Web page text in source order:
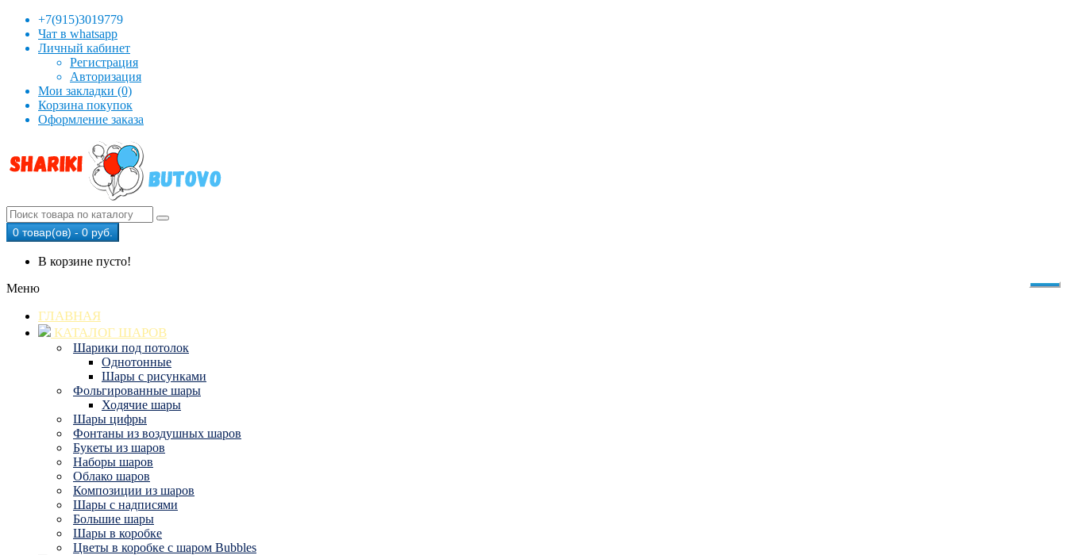
+7(915)3019779
Чат в whatsapp
Личный кабинет
Регистрация
Авторизация
Мои закладки (0)
Корзина покупок
Оформление заказа
0 товар(ов) - 0 руб.
В корзине пусто!
Меню
ГЛАВНАЯ
КАТАЛОГ ШАРОВ
Шарики под потолок
Однотонные
Шары с рисунками
Фольгированные шары
Ходячие шары
Шары цифры
Фонтаны из воздушных шаров
Букеты из шаров
Наборы шаров
Облако шаров
Композиции из шаров
Шары с надписями
Большие шары
Шары в коробке
Цветы в коробке с шаром Bubbles